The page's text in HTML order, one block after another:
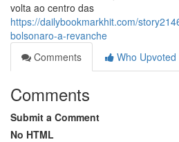
volta ao centro das
https://dailybookmarkhit.com/
bolsonaro-a-revanche
Comments
Who Upvoted
Comments
Submit a Comment
No HTML